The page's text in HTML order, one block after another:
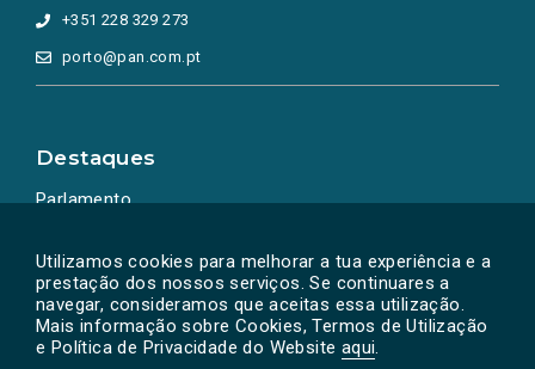
Utilizamos cookies para melhorar a tua experiência e a
prestação dos nossos serviços. Se continuares a
navegar, consideramos que aceitas essa utilização.
Mais informação sobre Cookies, Termos de Utilização
e Política de Privacidade do Website aqui.
+351 228 329 273
porto@pan.com.pt
Destaques
Parlamento